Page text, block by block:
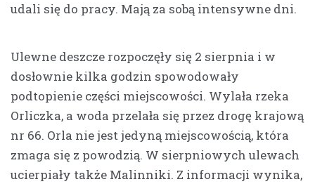
udali się do pracy. Mają za sobą intensywne dni.
Ulewne deszcze rozpoczęły się 2 sierpnia i w
dosłownie kilka godzin spowodowały
podtopienie części miejscowości. Wylała rzeka
Orliczka, a woda przelała się przez drogę krajową
nr 66. Orla nie jest jedyną miejscowością, która
zmaga się z powodzią. W sierpniowych ulewach
ucierpiały także Malinniki. Z informacji wynika,